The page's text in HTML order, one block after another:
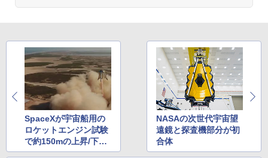
庫版］ ＜1〜22巻完結＞ 高橋和希
【中古】DRAGON BALL（ドラゴンボー
ル） （完全版） 全34巻完結（ジャンプ
コミックスデラックス） （コミック） 全
巻セット
￥9,653
￥14,990
【2026年アップグレード版】AOKIMI ワイヤ
レスイヤホン bluetooth イヤホン V12 小型
軽量 ブルートゥースHi-Fi 最大36時間再生 ぶ
るーとゅーす コードレス ENCノイズキャン
セリング 自動ペアリング Type-C充電 マイク
付き 防水 タッチ式音量調整 スポーツ/通勤/通
学/WEB会議(ホワイト)
On My Road (Stadium ver.)
￥250
art Basic)
￥1,625
by Amazon 天然水ラベルレス 2L×9本
￥1,117
￥594
HUNTER×HUNTER モノクロ版 39 (ジャンプ
コミックスDIGITAL)
￥572
SpaceXが宇宙船用の
ロケットエンジン試験
で約150mの上昇/下降
に成功
NASAの次世代宇宙望
遠鏡と探査機部分が初
合体